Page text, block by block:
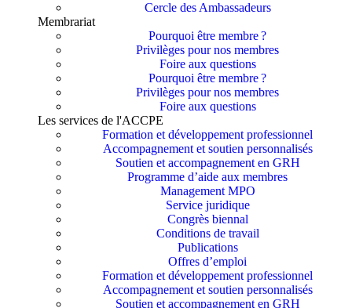
Cercle des Ambassadeurs
Membrariat
Pourquoi être membre ?​
Privilèges pour nos membres​
Foire aux questions
Pourquoi être membre ?​
Privilèges pour nos membres​
Foire aux questions
Les services de l'ACCPE
Formation et développement professionnel
Accompagnement et soutien personnalisés
Soutien et accompagnement en GRH
Programme d’aide aux membres
Management MPO
Service juridique
Congrès biennal
Conditions de travail
Publications
Offres d’emploi
Formation et développement professionnel
Accompagnement et soutien personnalisés
Soutien et accompagnement en GRH